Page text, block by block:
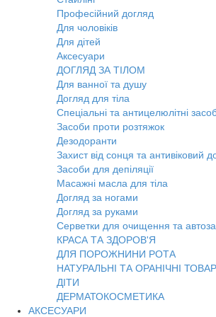
Професійний догляд
Для чоловіків
Для дітей
Аксесуари
ДОГЛЯД ЗА ТІЛОМ
Для ванної та душу
Догляд для тіла
Спеціальні та антицелюлітні
Засоби проти розтяжок
Дезодоранти
Захист від сонця та антивіковий
Засоби для депіляції
Масажні масла для тіла
Догляд за ногами
Догляд за руками
Серветки для очищення та
КРАСА ТА ЗДОРОВ'Я
ДЛЯ ПОРОЖНИНИ РОТА
НАТУРАЛЬНІ ТА ОРАНІЧНІ
ДІТИ
ДЕРМАТОКОСМЕТИКА
АКСЕСУАРИ